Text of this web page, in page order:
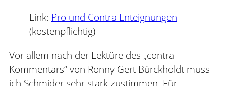
Link: Pro und Contra Enteignungen
(kostenpflichtig)
Vor allem nach der Lektüre des „contra-
Kommentars“ von Ronny Gert Bürckholdt muss